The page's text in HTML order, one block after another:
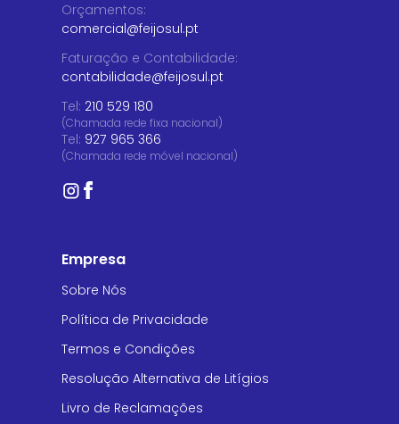
Orçamentos:
comercial@feijosul.pt
Faturação e Contabilidade:
contabilidade@feijosul.pt
Tel: 210 529 180
(Chamada rede fixa nacional)
Tel: 927 965 366
(Chamada rede móvel nacional)
Empresa
Sobre Nós
Política de Privacidade
Termos e Condições
Resolução Alternativa de Litígios
Livro de Reclamações